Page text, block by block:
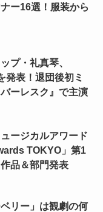
ー16選！服装から
プ・礼真琴、
発表！退団後初ミ
ーレスク』で主演
ージカルアワード
TOKYO」第1
品＆部門発表
ベリー」は観劇の何